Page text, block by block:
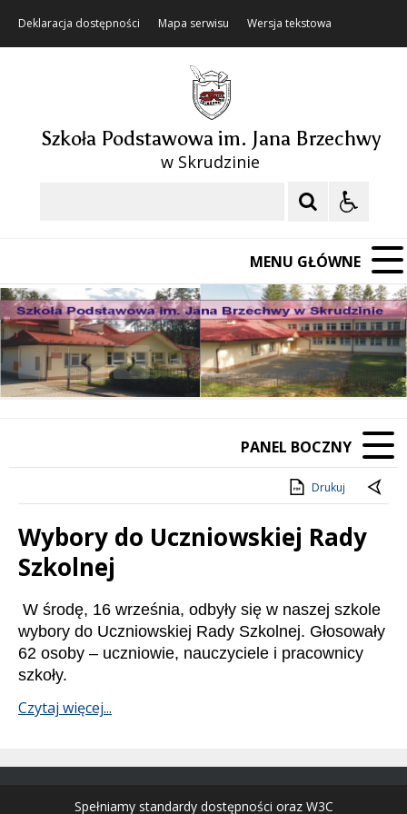
Deklaracja dostępności Mapa serwisu Wersja tekstowa
Szkoła Podstawowa im. Jana Brzechwy
w Skrudzinie
MENU GŁÓWNE
Poprzedni Element
Następny Element
❚❚
PANEL BOCZNY
Drukuj
Wybory do Uczniowskiej Rady
Szkolnej
Treść
W środę, 16 września, odbyły się w naszej szkole
wybory do Uczniowskiej Rady Szkolnej. Głosowały
62 osoby – uczniowie, nauczyciele i pracownicy
szkoły.
Czytaj więcej...
Spełniamy standardy dostępności oraz W3C